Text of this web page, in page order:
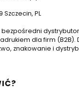
Szczecin, PL
dla firm (B2B).
znakowanie i